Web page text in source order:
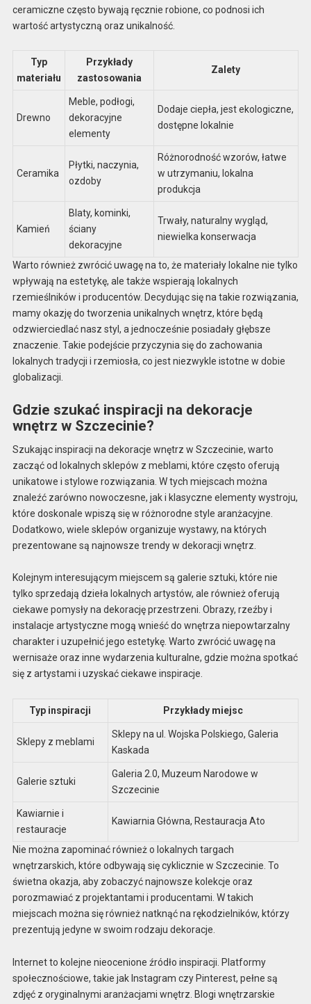
ceramiczne często bywają ręcznie robione, co podnosi ich
wartość artystyczną oraz unikalność.
Typ
materiału
Przykłady
zastosowania
Zalety
Drewno
Meble, podłogi,
dekoracyjne
elementy
Dodaje ciepła, jest ekologiczne,
dostępne lokalnie
Ceramika
Płytki, naczynia,
ozdoby
Różnorodność wzorów, łatwe
w utrzymaniu, lokalna
produkcja
Kamień
Blaty, kominki,
ściany
dekoracyjne
Trwały, naturalny wygląd,
niewielka konserwacja
Warto również zwrócić uwagę na to, że materiały lokalne nie tylko
wpływają na estetykę, ale także wspierają lokalnych
rzemieślników i producentów. Decydując się na takie rozwiązania,
mamy okazję do tworzenia unikalnych wnętrz, które będą
odzwierciedlać nasz styl, a jednocześnie posiadały głębsze
znaczenie. Takie podejście przyczynia się do zachowania
lokalnych tradycji i rzemiosła, co jest niezwykle istotne w dobie
globalizacji.
Gdzie szukać inspiracji na dekoracje
wnętrz w Szczecinie?
Szukając inspiracji na dekoracje wnętrz w Szczecinie, warto
zacząć od lokalnych sklepów z meblami, które często oferują
unikatowe i stylowe rozwiązania. W tych miejscach można
znaleźć zarówno nowoczesne, jak i klasyczne elementy wystroju,
które doskonale wpiszą się w różnorodne style aranżacyjne.
Dodatkowo, wiele sklepów organizuje wystawy, na których
prezentowane są najnowsze trendy w dekoracji wnętrz.
Kolejnym interesującym miejscem są galerie sztuki, które nie
tylko sprzedają dzieła lokalnych artystów, ale również oferują
ciekawe pomysły na dekorację przestrzeni. Obrazy, rzeźby i
instalacje artystyczne mogą wnieść do wnętrza niepowtarzalny
charakter i uzupełnić jego estetykę. Warto zwrócić uwagę na
wernisaże oraz inne wydarzenia kulturalne, gdzie można spotkać
się z artystami i uzyskać ciekawe inspiracje.
Typ inspiracji Przykłady miejsc
Sklepy z meblami
Sklepy na ul. Wojska Polskiego, Galeria
Kaskada
Galerie sztuki
Galeria 2.0, Muzeum Narodowe w
Szczecinie
Kawiarnie i
restauracje
Kawiarnia Główna, Restauracja Ato
Nie można zapominać również o lokalnych targach
wnętrzarskich, które odbywają się cyklicznie w Szczecinie. To
świetna okazja, aby zobaczyć najnowsze kolekcje oraz
porozmawiać z projektantami i producentami. W takich
miejscach można się również natknąć na rękodzielników, którzy
prezentują jedyne w swoim rodzaju dekoracje.
Internet to kolejne nieocenione źródło inspiracji. Platformy
społecznościowe, takie jak Instagram czy Pinterest, pełne są
zdjęć z oryginalnymi aranżacjami wnętrz. Blogi wnętrzarskie